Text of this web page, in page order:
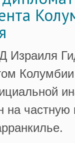
Израиля
на частную